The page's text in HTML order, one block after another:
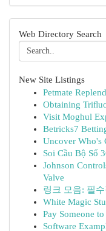
Web Directory Search
New Site Listings
Petmate
Obtaining
Visit Moghul
Betricks7
Uncover Who's
Soi Cầu Bộ Số
Johnson
Valve
링크 모음: 필
White Magic
Pay Someone
Software